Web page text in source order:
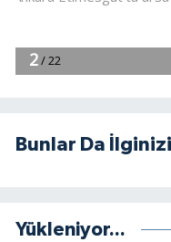
Bunlar Da
Yükleniyor...